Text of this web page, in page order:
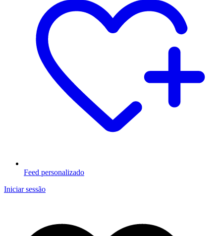
Feed personalizado
Iniciar sessão